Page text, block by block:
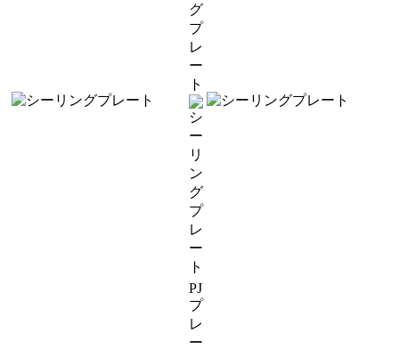
グ
プ
レ
ー
ト
PJ
プ
レ
ー